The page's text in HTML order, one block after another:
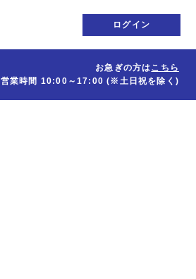
ログイン
お急ぎの方はこちら
営業時間 10:00～17:00(※土日祝を除く)